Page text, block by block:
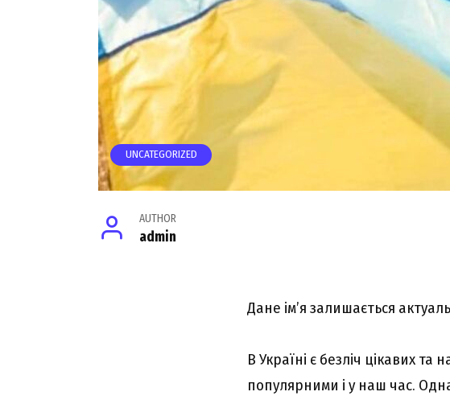
UNCATEGORIZED
AUTHOR
admin
Дане ім’я залишається
В Україні є безліч цікавих та
популярними і у наш час.